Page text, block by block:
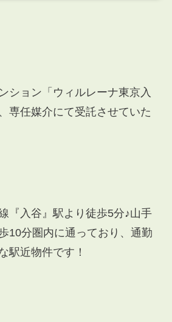
ション「ウィルレーナ東京入
専任媒介にて受託させていた
『入谷』駅より徒歩5分♪山手
10分圏内に通っており、通勤
駅近物件です！